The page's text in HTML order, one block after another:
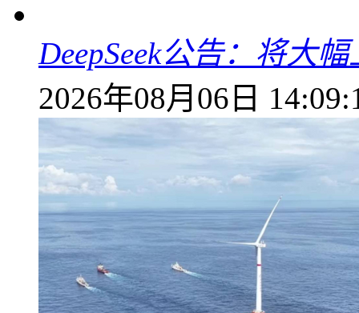
DeepSeek公告：将大
2026年08月06日